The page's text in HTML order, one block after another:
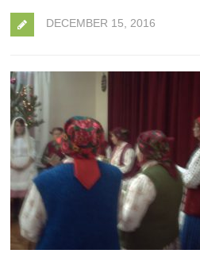
DECEMBER 15, 2016